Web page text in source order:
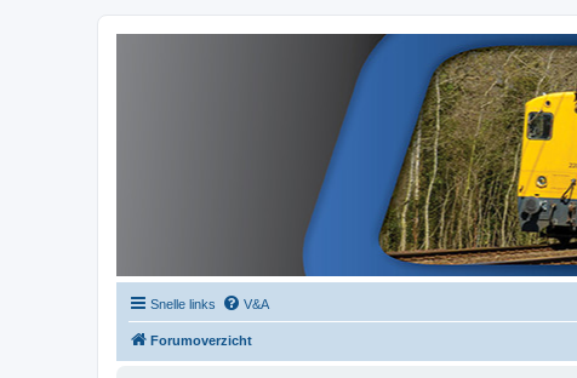
Snelle links V&A
Forumoverzicht